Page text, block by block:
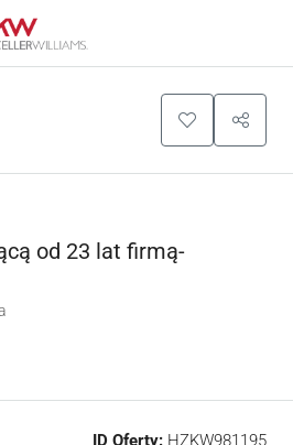
od 23 lat firmą-
ID Oferty: HZKW981195